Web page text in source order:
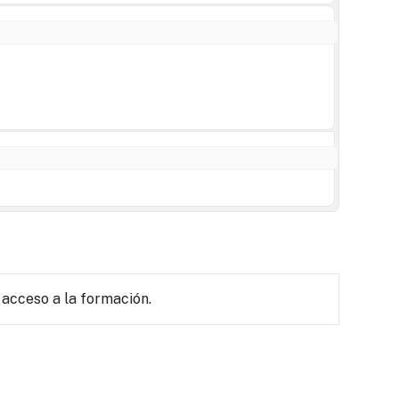
a la formación.